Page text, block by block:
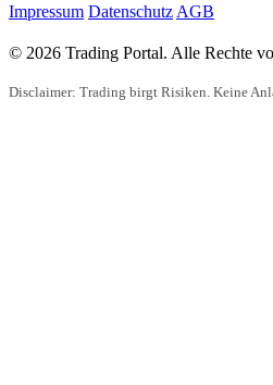
Impressum Datenschutz AGB
© 2026 Trading Portal. Alle Rechte
Disclaimer: Trading birgt Risiken. Keine